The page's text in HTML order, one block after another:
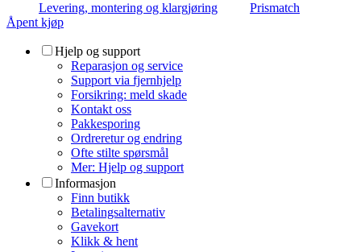
Levering, montering og klargjøring
Prismatch
Åpent kjøp
Hjelp og support
Reparasjon og service
Support via fjernhjelp
Forsikring: meld skade
Kontakt oss
Pakkesporing
Ordreretur og endring
Ofte stilte spørsmål
Mer: Hjelp og support
Informasjon
Finn butikk
Betalingsalternativ
Gavekort
Klikk & hent